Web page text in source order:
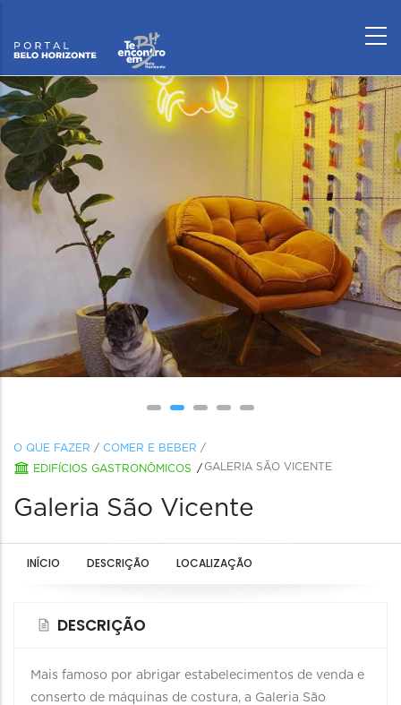
O QUE FAZER / COMER E BEBER /
EDIFÍCIOS GASTRONÔMICOS
GALERIA SÃO VICENTE
Galeria São Vicente
INÍCIO DESCRIÇÃO LOCALIZAÇÃO
DESCRIÇÃO
Mais famoso por abrigar estabelecimentos de venda e
conserto de máquinas de costura, a Galeria São